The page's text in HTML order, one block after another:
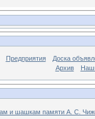
Предприятия
Доска
Архив
и шашкам памяти А. С.